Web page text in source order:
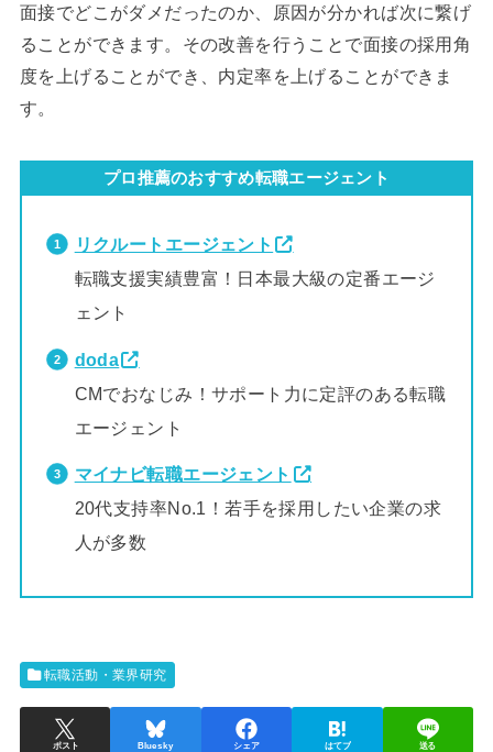
面接でどこがダメだったのか、原因が分かれば次に繋げ
ることができます。その改善を行うことで面接の採用角
度を上げることができ、内定率を上げることができま
す。
プロ推薦のおすすめ転職エージェント
リクルートエージェント
転職支援実績豊富！日本最大級の定番エージ
ェント
doda
CMでおなじみ！サポート力に定評のある転職
エージェント
マイナビ転職エージェント
20代支持率No.1！若手を採用したい企業の求
人が多数
転職活動・業界研究
ポスト Bluesky シェア はてブ 送る